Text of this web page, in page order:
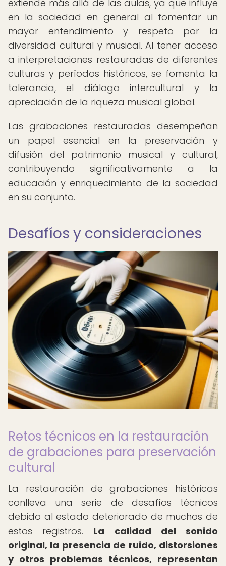
extiende más allá de las aulas, ya que influye
en la sociedad en general al fomentar un
mayor entendimiento y respeto por la
diversidad cultural y musical. Al tener acceso
a interpretaciones restauradas de diferentes
culturas y períodos históricos, se fomenta la
tolerancia, el diálogo intercultural y la
apreciación de la riqueza musical global.
Las grabaciones restauradas desempeñan
un papel esencial en la preservación y
difusión del patrimonio musical y cultural,
contribuyendo significativamente a la
educación y enriquecimiento de la sociedad
en su conjunto.
Desafíos y consideraciones
Retos técnicos en la restauración
de grabaciones para preservación
cultural
La restauración de grabaciones históricas
conlleva una serie de desafíos técnicos
debido al estado deteriorado de muchos de
estos registros. La calidad del sonido
original, la presencia de ruido, distorsiones
y otros problemas técnicos, representan